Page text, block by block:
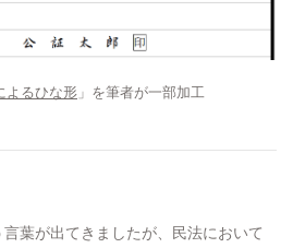
よるひな形 」を筆者が一部加工
葉が出てきましたが、民法において